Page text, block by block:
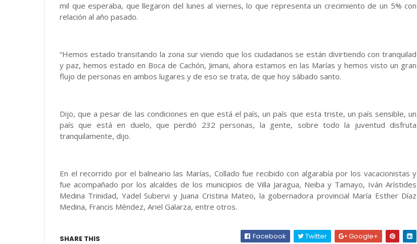
mil que esperaba, que llegaron del lunes al viernes, lo que representa un crecimiento de un 5% con
relación al año pasado.
“Hemos estado transitando la zona sur viendo que los ciudadanos se están divirtiendo con tranquilad
y paz, hemos estado en Boca de Cachón, Jimani, ahora estamos en las Marías y hemos visto un gran
flujo de personas en ambos lugares y de eso se trata, de que hoy sábado santo.
Dijo, que a pesar de las condiciones en que está el país, un país que esta triste, un país sensible, un
país que está en duelo, que perdió 232 personas, la gente, sobre todo la juventud disfruta
tranquilamente, dijo.
En el recorrido por el balneario las Marías, Collado fue recibido con algarabía por los vacacionistas y
fue acompañado por los alcaldes de los municipios de Villa Jaragua, Neiba y Tamayo, Iván Arístides
Medina Trinidad, Yadel Subervi y Juana Cristina Mateo, la gobernadora provincial María Esther Díaz
Medina, Francis Méndez, Ariel Galarza, entre otros.
SHARE THIS Facebook Twitter Google+